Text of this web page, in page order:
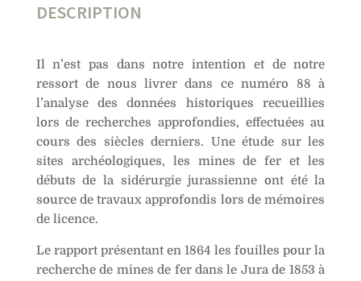
fours,
et
ferronnerie
i
v
e
:
DESCRIPTION
Il n’est pas dans notre intention et de notre
ressort de nous livrer dans ce numéro 88 à
l’analyse des données historiques recueillies
lors de recherches approfondies, effectuées au
cours des siècles derniers. Une étude sur les
sites archéologiques, les mines de fer et les
débuts de la sidérurgie jurassienne ont été la
source de travaux approfondis lors de mémoires
de licence.
Le rapport présentant en 1864 les fouilles pour la
recherche de mines de fer dans le Jura de 1853 à